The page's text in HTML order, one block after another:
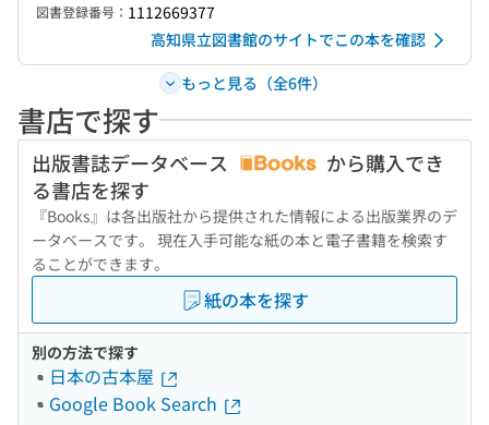
図書登録番号： 1112669377
高知県立図書館のサイトでこの本を確認
もっと見る（全6件）
書店で探す
出版書誌データベース
から購入でき
る書店を探す
『Books』は各出版社から提供された情報による出版業界のデ
ータベースです。 現在入手可能な紙の本と電子書籍を検索す
ることができます。
紙の本を探す
別の方法で探す
日本の古本屋
Google Book Search